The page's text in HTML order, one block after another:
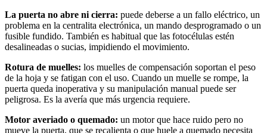
La puerta no abre ni cierra: puede deberse a un fallo eléctrico, un
problema en la centralita electrónica, un mando desprogramado o un
fusible fundido. También es habitual que las fotocélulas estén
desalineadas o sucias, impidiendo el movimiento.
Rotura de muelles: los muelles de compensación soportan el peso
de la hoja y se fatigan con el uso. Cuando un muelle se rompe, la
puerta queda inoperativa y su manipulación manual puede ser
peligrosa. Es la avería que más urgencia requiere.
Motor averiado o quemado: un motor que hace ruido pero no
mueve la puerta, que se recalienta o que huele a quemado necesita